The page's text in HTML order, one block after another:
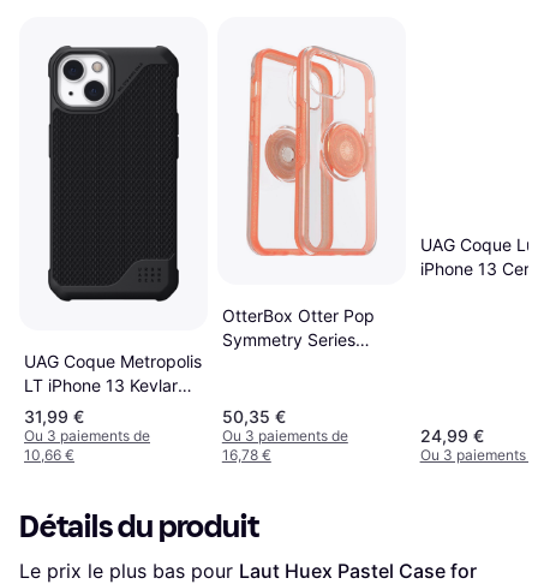
UAG Coque Metropolis
LT iPhone 13 Kevlar
Black Noir
31,99 €
Ou 3 paiements de
10,66 €
OtterBox Otter Pop
Symmetry Series
50,35 €
Ou 3 paiements de
16,78 €
UAG Coque
iPhone 13
24,99 €
Ou 3 paiements
Détails du produit
Le prix le plus bas pour Laut Huex Pastel Case for